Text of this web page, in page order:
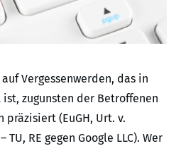
Vergessenwerden, das in
ist, zugunsten der Betroffenen
(EuGH, Urt. v.
TU, RE gegen Google LLC). Wer